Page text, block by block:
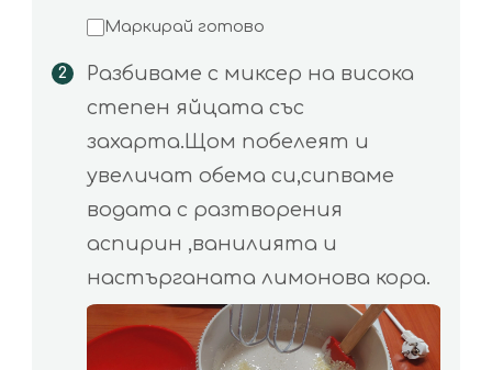
Маркирай готово
Разбиваме с миксер на висока
степен яйцата със
захарта.Щом побелеят и
увеличат обема си,сипваме
водата с разтворения
аспирин ,ванилията и
настърганата лимонова кора.